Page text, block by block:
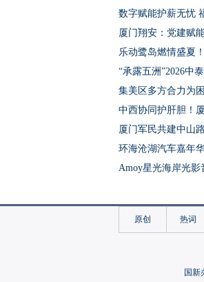
数字赋能护薪无忧
厦门翔安：党建赋
乐动鹭岛燃情盛夏
“承露五洲”2026中
集美区多方合力为
中西协同护肝胆！
厦门军民共建中山
环海沧湖汽车嘉年
Amoy星光海岸光影
集美大学：禁毒知
厦门市2026年下半
原创 热词
国新